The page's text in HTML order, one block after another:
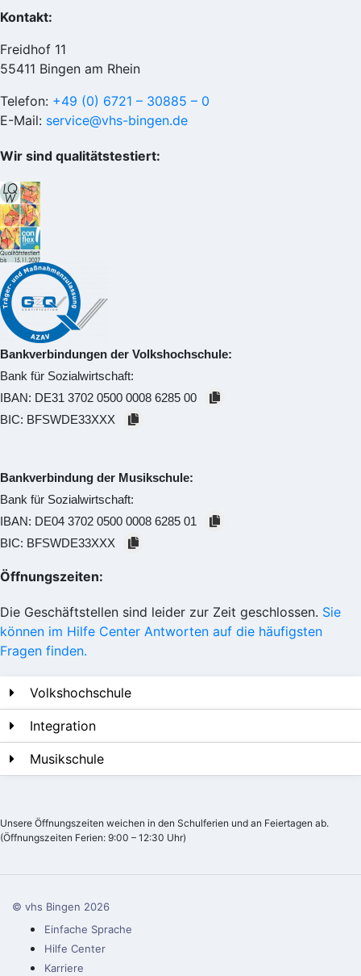
Kontakt:
Freidhof 11
55411 Bingen am Rhein
Telefon: +49 (0) 6721 – 30885 – 0
E-Mail: service@vhs-bingen.de
Wir sind qualitätstestiert:
Bankverbindungen der Volkshochschule:
Bank für Sozialwirtschaft:
IBAN: DE31 3702 0500 0008 6285 00
BIC: BFSWDE33XXX
Bankverbindung der Musikschule:
Bank für Sozialwirtschaft:
IBAN: DE04 3702 0500 0008 6285 01
BIC: BFSWDE33XXX
Öffnungszeiten:
Die Geschäftstellen sind leider zur Zeit geschlossen. Sie
können im Hilfe Center Antworten auf die häufigsten
Fragen finden.
Volkshochschule
Integration
Musikschule
Unsere Öffnungszeiten weichen in den Schulferien und an Feiertagen ab.
(Öffnungszeiten Ferien: 9:00 – 12:30 Uhr)
© vhs Bingen 2026
Einfache Sprache
Hilfe Center
Karriere